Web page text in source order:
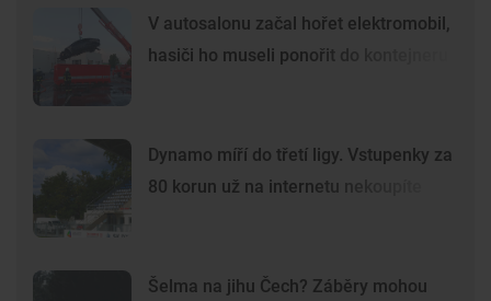
V autosalonu začal hořet elektromobil,
hasiči ho museli ponořit do kontejneru
Dynamo míří do třetí ligy. Vstupenky za
80 korun už na internetu nekoupíte
Šelma na jihu Čech? Záběry mohou